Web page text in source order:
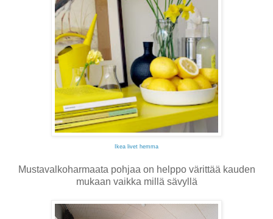
Ikea livet hemma
Mustavalkoharmaata pohjaa on helppo värittää kauden
mukaan vaikka millä sävyllä